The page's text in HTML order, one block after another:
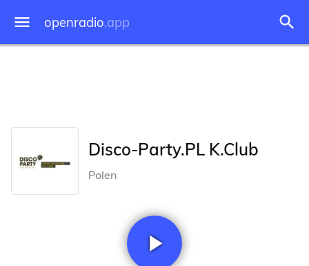
openradio.app
Disco-Party.PL K.Club
Polen